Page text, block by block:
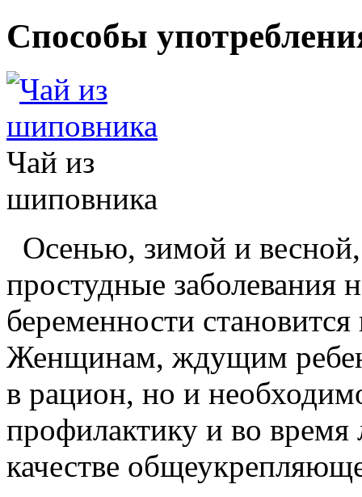
Способы
Чай из
шиповника
Осенью, зимой и
простудные заболевания
беременности
Женщинам, ждущим
в рацион, но и
профилактику и во
качестве